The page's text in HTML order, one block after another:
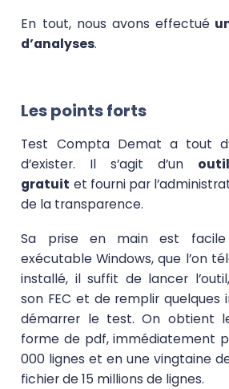
En tout, nous avons effectué
d’analyses.
Les points forts
Test Compta Demat a tout
d’exister. Il s’agit d’un
gratuit et fourni par
de la transparence.
Sa prise en main est facile
exécutable Windows, que l’on
installé, il suffit de lancer
son FEC et de remplir quelques
démarrer le test. On obtient
forme de pdf, immédiatement
000 lignes et en une vingtaine
fichier de 15 millions de lignes.